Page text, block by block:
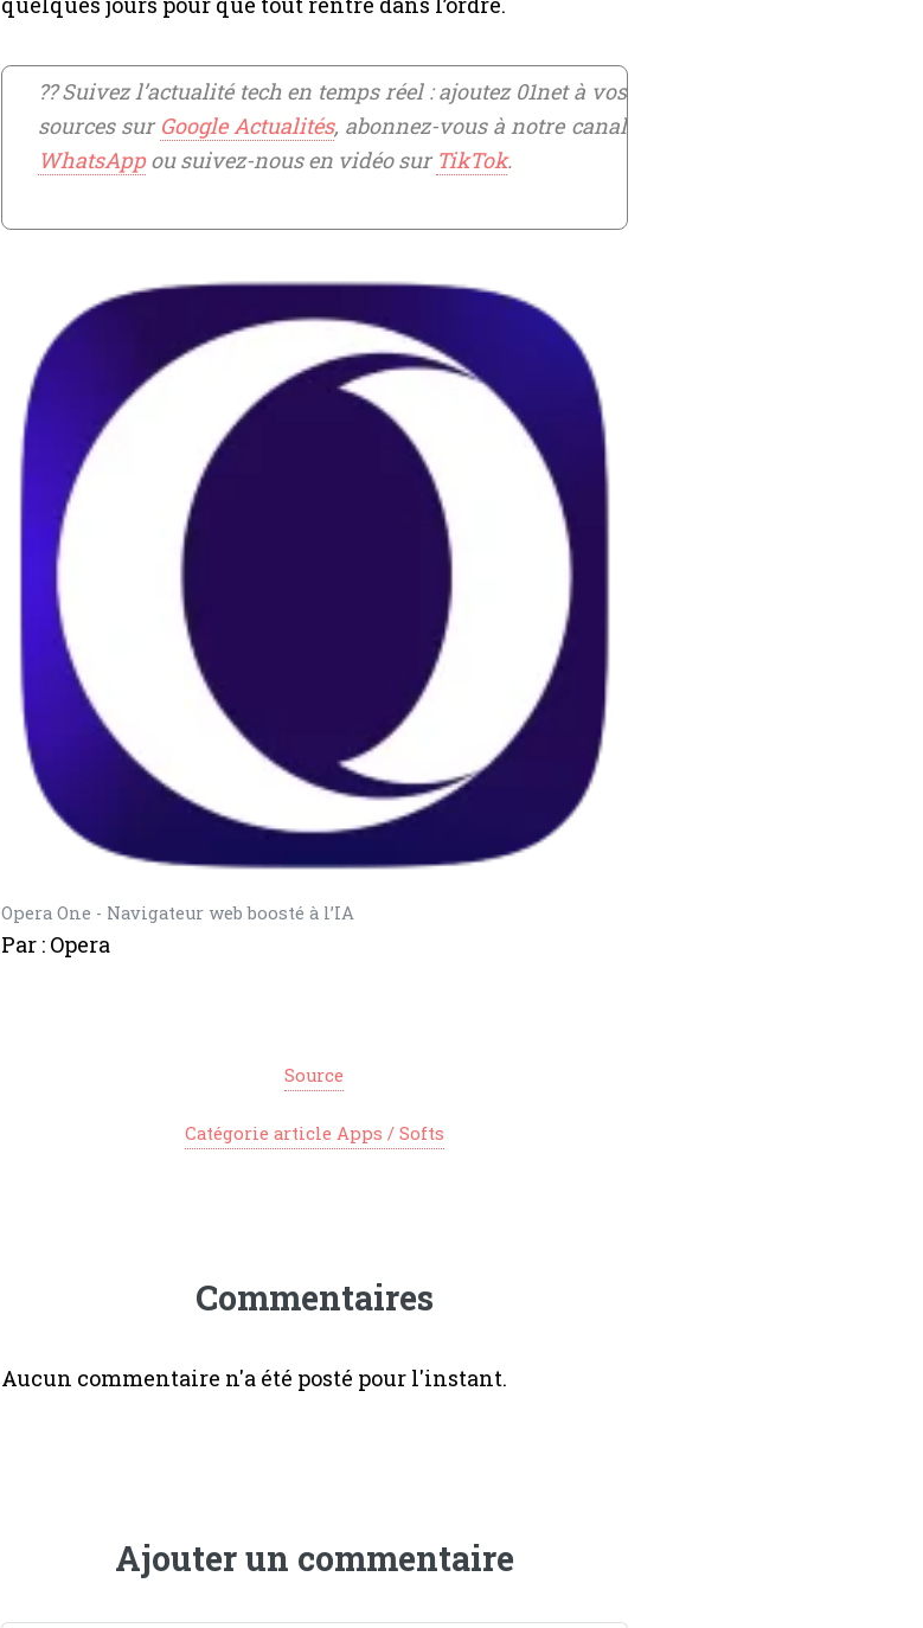
?? Suivez l’actualité tech en temps réel : ajoutez 01net à vos
sources sur Google Actualités, abonnez-vous à notre canal
WhatsAppou suivez-nous en vidéo sur TikTok.
Opera One - Navigateur web boosté à l’IA
Par : Opera
Source
Catégorie article Apps / Softs
Ajouter un commentaire
Commentaires
Aucun commentaire n'a été posté pour l'instant.